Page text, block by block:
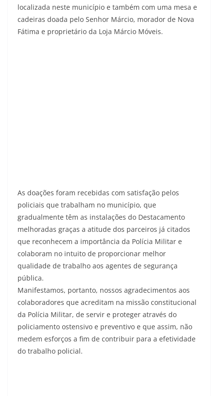
localizada neste município e também com uma mesa e
cadeiras doada pelo Senhor Márcio, morador de Nova
Fátima e proprietário da Loja Márcio Móveis.
As doações foram recebidas com satisfação pelos
policiais que trabalham no município, que
gradualmente têm as instalações do Destacamento
melhoradas graças a atitude dos parceiros já citados
que reconhecem a importância da Polícia Militar e
colaboram no intuito de proporcionar melhor
qualidade de trabalho aos agentes de segurança
pública.
Manifestamos, portanto, nossos agradecimentos aos
colaboradores que acreditam na missão constitucional
da Polícia Militar, de servir e proteger através do
policiamento ostensivo e preventivo e que assim, não
medem esforços a fim de contribuir para a efetividade
do trabalho policial.